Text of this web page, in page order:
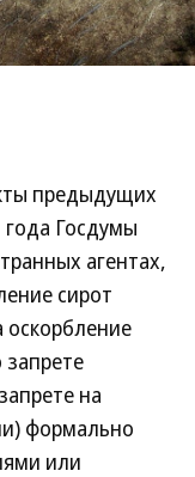
предыдущих
года Госдумы
агентах,
сирот
на
формально
или